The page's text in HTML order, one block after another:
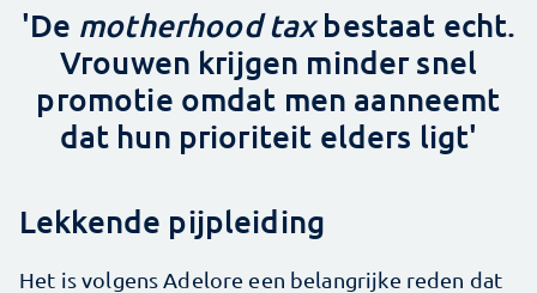
'De motherhood taxbestaat echt.
Vrouwen krijgen minder snel
promotie omdat men aanneemt
dat hun prioriteit elders ligt'
Lekkende pijpleiding
Het is volgens Adelore een belangrijke reden dat